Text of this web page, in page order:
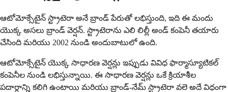
ఆటోమోక్సేటైన్ స్ట్రాటెరా అనే బ్రాండ్ పేరుతో లభిస్తుంది, ఇది ఈ మందు
యొక్క అసలు బ్రాండ్ వెర్షన్. స్ట్రాటెరాను ఎలి లిల్లీ అండ్ కంపెనీ తయారు
చేసింది మరియు 2002 నుండి అందుబాటులో ఉంది.
ఆటోమోక్సేటైన్ యొక్క సాధారణ వెర్షన్లు ఇప్పుడు వివిధ ఫార్మాస్యూటికల్
కంపెనీల నుండి లభిస్తున్నాయి. ఈ సాధారణ వెర్షన్లు ఒకే క్రియాశీల
పదార్ధాన్ని కలిగి ఉంటాయి మరియు బ్రాండ్-నేమ్ స్ట్రాటెరా వలె అదే విధంగా